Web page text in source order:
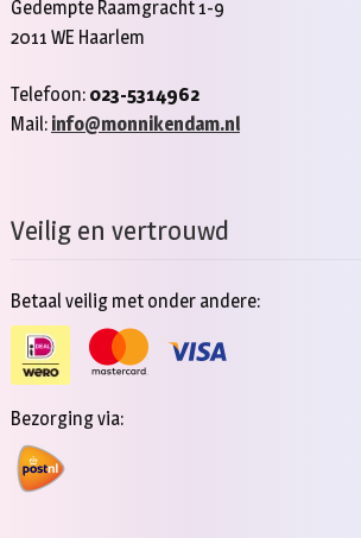
Gedempte Raamgracht 1-9
2011 WE Haarlem
Telefoon: 023-5314962
Mail: info@monnikendam.nl
Veilig en vertrouwd
Betaal veilig met onder andere:
Bezorging via: